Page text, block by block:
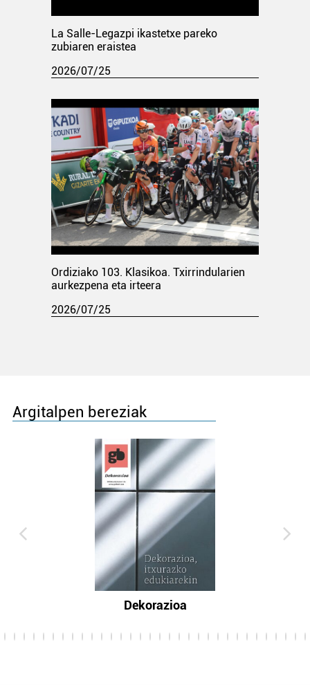
La Salle-Legazpi ikastetxe pareko
zubiaren eraistea
2026/07/25
Ordiziako 103. Klasikoa. Txirrindularien
aurkezpena eta irteera
2026/07/25
Argitalpen bereziak
Dekorazioa